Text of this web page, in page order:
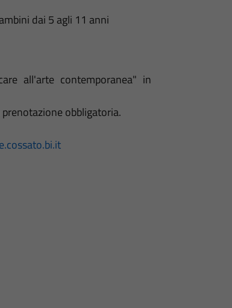
dai 5 agli 11 anni
all'arte contemporanea" in
obbligatoria.